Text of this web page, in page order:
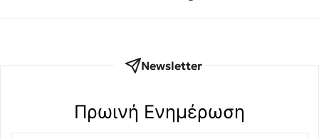
Newsletter
Πρωινή Eνημέρωση